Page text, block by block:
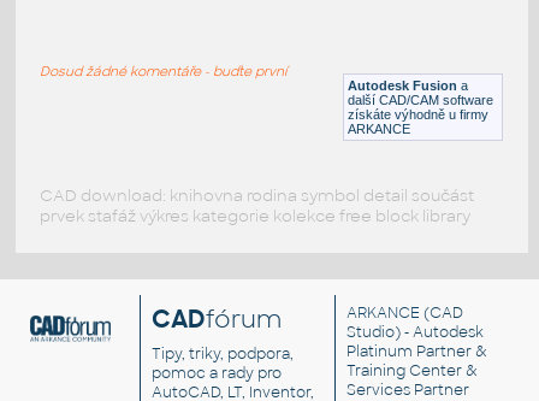
STAINLESS BUTTWELD ANGLE COLLAR
Autodesk Fusion a
další CAD/CAM software
získáte výhodně u firmy
ARKANCE
Dosud žádné komentáře - buďte první
CAD download: knihovna rodina symbol detail součást
prvek stafáž výkres kategorie kolekce free block library
CADfórum
Tipy, triky, podpora,
pomoc a rady pro
AutoCAD, LT, Inventor,
ARKANCE (CAD
Studio) - Autodesk
Platinum Partner &
Training Center &
Services Partner